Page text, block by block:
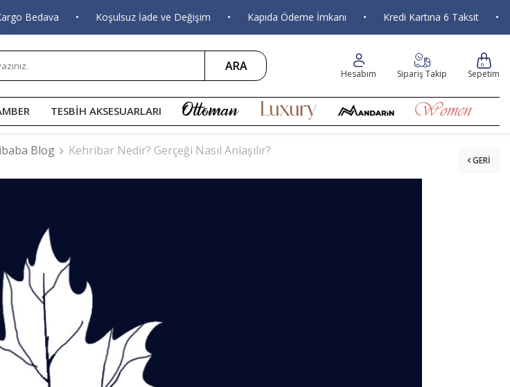
• Koşulsuz İade ve Değişim • Kapıda Ödeme İmkanı • Kredi Kartına 6 Taksit Tüm
ARA
Hesabım Sipariş Takip
0
Sepetim
TESBİH AKSESUARLARI
Blog Kehribar Nedir? Gerçeği Nasıl Anlaşılır?
GERI